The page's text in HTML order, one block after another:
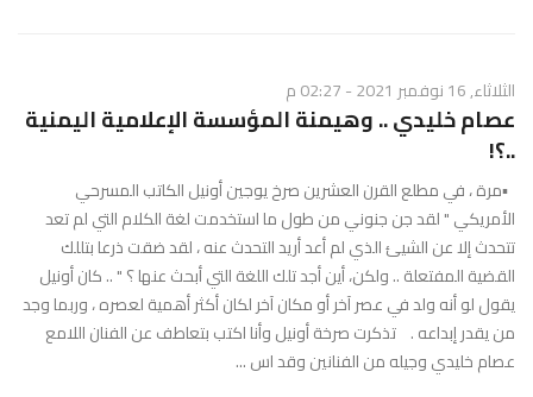
الثلاثاء, 16 نوفمبر 2021 - 02:27 م
عصام خليدي .. وهيمنة المؤسسة الإعلامية اليمنية
..؟!
▪️مرة ، في مطلع القرن العشرين صرخ يوجين أونيل الكاتب المسرحي
الأمريكي " لقد جن جنوني من طول ما استخدمت لغة الكلام التي لم تعد
تتحدث إلا عن الشيئ الذي لم أعد أريد التحدث عنه ، لقد ضقت ذرعا بتللك
القضية المفتعلة .. ولكن، أين أجد تلك اللغة التي أبحث عنها ؟ " .. كان أونيل
يقول لو أنه ولد في عصر آخر أو مكان آخر لكان أكثر أهمية لعصره ، وربما وجد
من يقدر إبداعه . تذكرت صرخة أونيل وأنا اكتب بتعاطف عن الفنان اللامع
عصام خليدي وجيله من الفنانين وقد اس ...